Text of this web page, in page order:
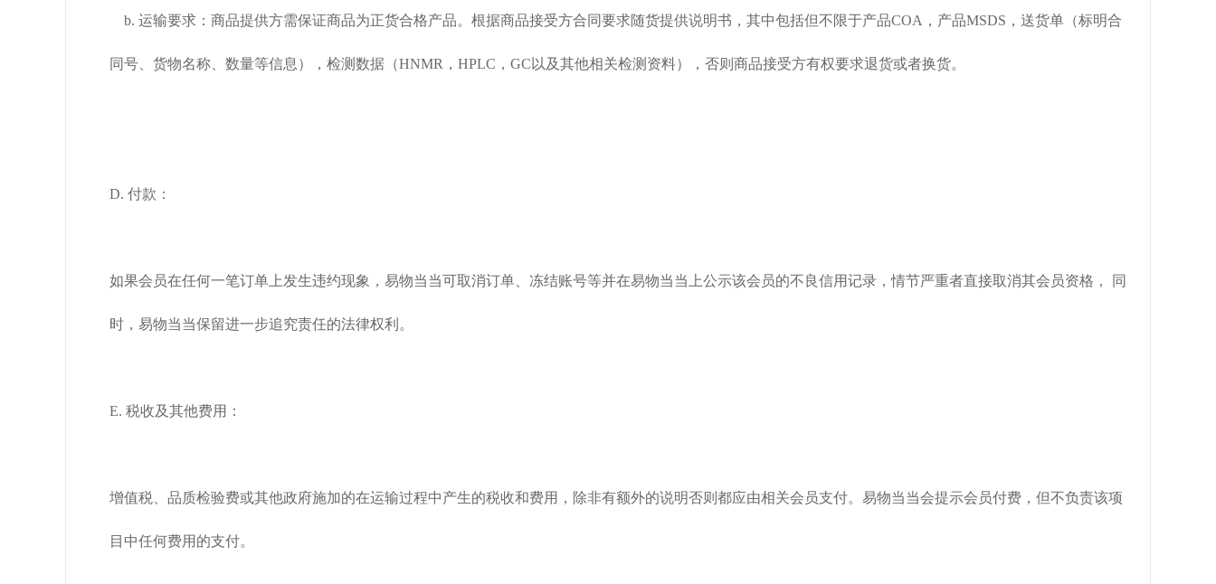
b. 运输要求：商品提供方需保证商品为正货合格产品。根据商品接受方合同要求随货提供说明书，其中包括但不限于产品COA，产品MSDS，送货单（标明合
同号、货物名称、数量等信息），检测数据（HNMR，HPLC，GC以及其他相关检测资料），否则商品接受方有权要求退货或者换货。
D. 付款：
如果会员在任何一笔订单上发生违约现象，易物当当可取消订单、冻结账号等并在易物当当上公示该会员的不良信用记录，情节严重者直接取消其会员资格， 同
时，易物当当保留进一步追究责任的法律权利。
E. 税收及其他费用：
增值税、品质检验费或其他政府施加的在运输过程中产生的税收和费用，除非有额外的说明否则都应由相关会员支付。易物当当会提示会员付费，但不负责该项
目中任何费用的支付。